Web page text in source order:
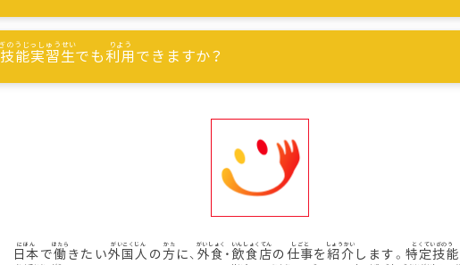
技能実習生でも利用できますか？
日本で働きたい外国人 の方に、 外食 ・ 飲食店の 仕事を紹介 します。 特定技能